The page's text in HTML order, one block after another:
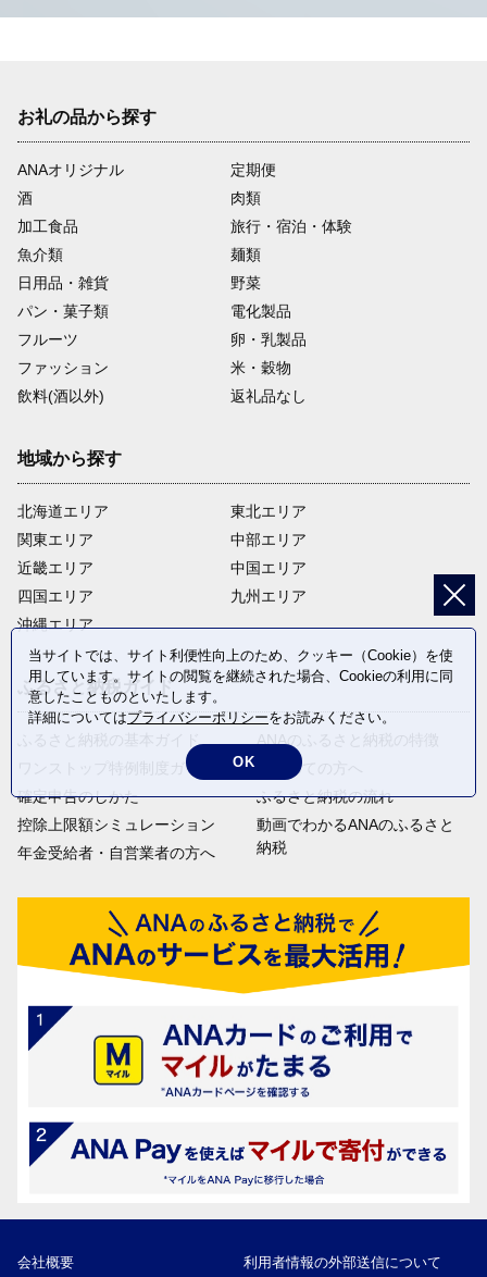
お礼の品から探す
ANAオリジナル
定期便
酒
肉類
加工食品
旅行・宿泊・体験
魚介類
麺類
日用品・雑貨
野菜
パン・菓子類
電化製品
フルーツ
卵・乳製品
ファッション
米・穀物
飲料(酒以外)
返礼品なし
地域から探す
北海道エリア
関東エリア
近畿エリア
四国エリア
沖縄エリア
東北エリア
中部エリア
中国エリア
九州エリア
ふるさと納税ガイド
ふるさと納税の基本ガイド
ワンストップ特例制度ガイド
確定申告のしかた
控除上限額シミュレーション
年金受給者・自営業者の方へ
ANAのふるさと納税の特徴
はじめての方へ
ふるさと納税の流れ
動画でわかるANAのふるさと
納税
会社概要 利用者情報の外部送信について
当サイトでは、サイト利便性向上のため、クッキー（Cookie）を使
用しています。サイトの閲覧を継続された場合、Cookieの利用に同
意したことものといたします。
詳細についてはプライバシーポリシーをお読みください。
OK